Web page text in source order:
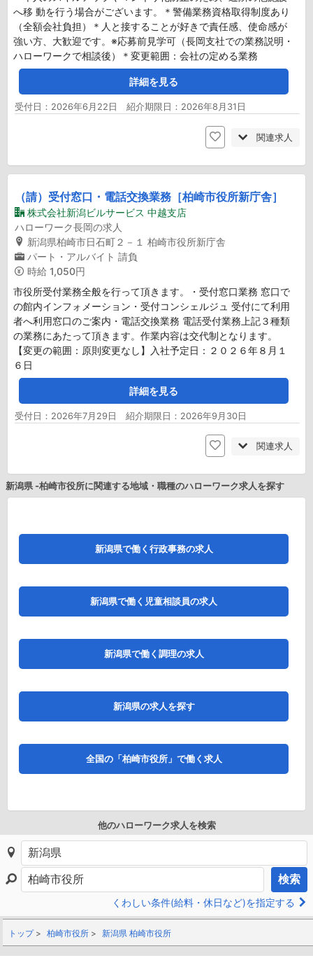
へ移 動を行う場合がございます。＊警備業務資格取得制度あり
（全額会社負担）＊人と接することが好きで責任感、使命感が
強い方、大歓迎です。※応募前見学可（長岡支社での業務説明・
ハローワークで相談後）＊変更範囲：会社の定める業務
詳細を見る
受付日：2026年6月22日 紹介期限日：2026年8月31日
関連求人
（請）受付窓口・電話交換業務［柏崎市役所新庁舎］
株式会社新潟ビルサービス 中越支店
ハローワーク長岡の求人
新潟県柏崎市日石町２－１ 柏崎市役所新庁舎
パート・アルバイト 請負
時給 1,050円
市役所受付業務全般を行って頂きます。・受付窓口業務 窓口で
の館内インフォメーション・受付コンシェルジュ 受付にて利用
者へ利用窓口のご案内・電話交換業務 電話受付業務上記３種類
の業務にあたって頂きます。作業内容は交代制となります。
【変更の範囲：原則変更なし】入社予定日：２０２６年８月１
６日
詳細を見る
受付日：2026年7月29日 紹介期限日：2026年9月30日
関連求人
新潟県 -柏崎市役所に関連する地域・職種のハローワーク求人を探す
新潟県で働く行政事務の求人
新潟県で働く児童相談員の求人
新潟県で働く調理の求人
新潟県の求人を探す
全国の「柏崎市役所」で働く求人
他のハローワーク求人を検索
検索
くわしい条件(給料・休日など)を指定する
トップ 柏崎市役所 新潟県 柏崎市役所